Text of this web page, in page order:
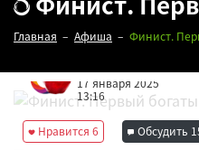
Главная Афиша Финист.
Редакция
17 января 2025
13:16
Нравится 6 Обсудить